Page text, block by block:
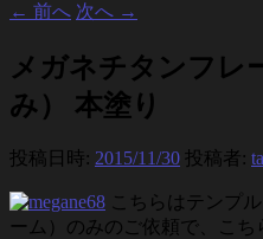
← 前へ 次へ →
メガネチタンフレ
み） 本塗り
投稿日時: 2015/11/30 投稿者:
こちらはテンプ
ーム）のみのご依頼で、こ